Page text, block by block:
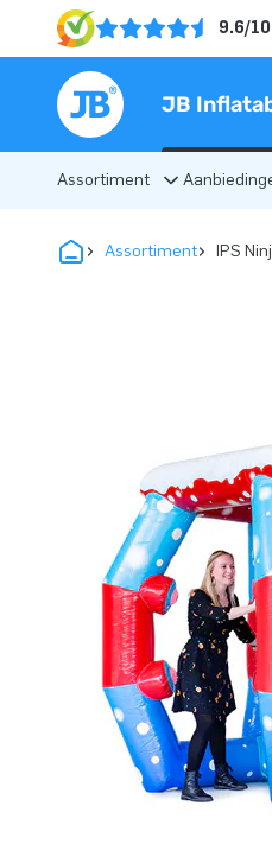
9.6/10
JB
Assortiment
Assortiment IPS